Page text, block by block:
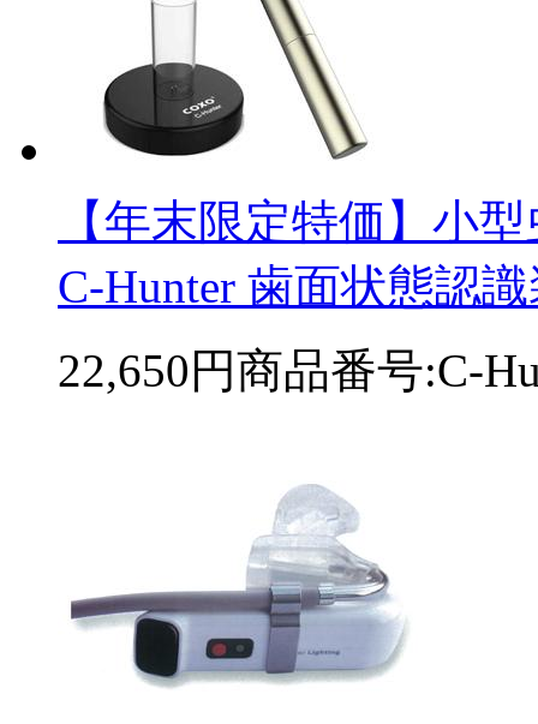
【年末限定特価】小
C-Hunter 歯面状態認
22,650円商品番号:C-